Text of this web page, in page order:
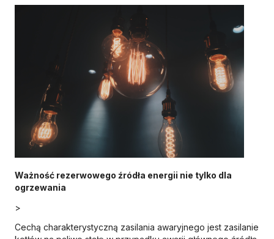
Ważność rezerwowego źródła energii nie tylko dla
ogrzewania
>
Cechą charakterystyczną zasilania awaryjnego jest zasilanie